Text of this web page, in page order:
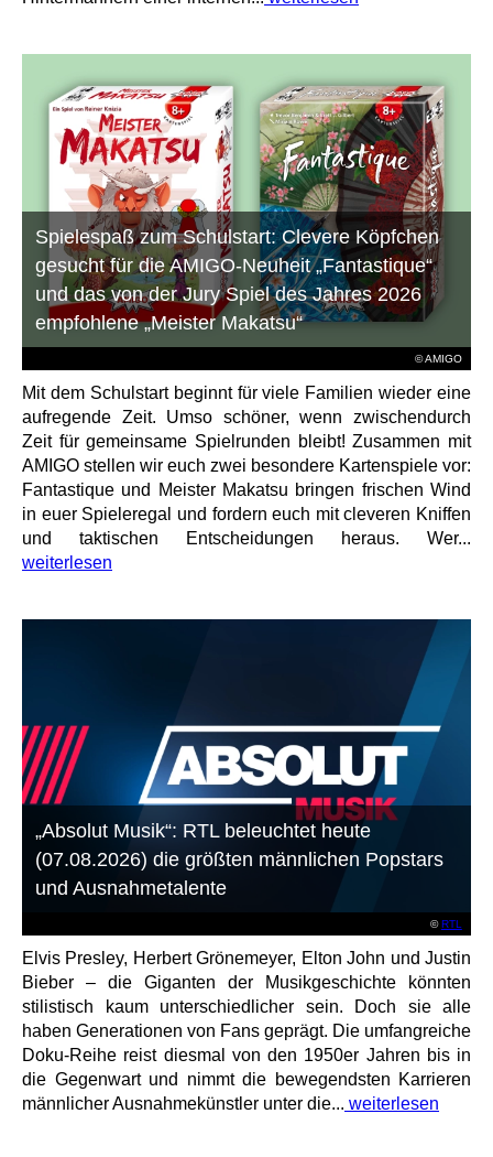
© AMIGO
Spielespaß zum Schulstart: Clevere Köpfchen
gesucht für die AMIGO-Neuheit „Fantastique“
und das von der Jury Spiel des Jahres 2026
empfohlene „Meister Makatsu“
Mit dem Schulstart beginnt für viele Familien wieder eine
aufregende Zeit. Umso schöner, wenn zwischendurch
Zeit für gemeinsame Spielrunden bleibt! Zusammen mit
AMIGO stellen wir euch zwei besondere Kartenspiele vor:
Fantastique und Meister Makatsu bringen frischen Wind
in euer Spieleregal und fordern euch mit cleveren Kniffen
und taktischen Entscheidungen heraus. Wer...
weiterlesen
©RTL
„Absolut Musik“: RTL beleuchtet heute
(07.08.2026) die größten männlichen Popstars
und Ausnahmetalente
Elvis Presley, Herbert Grönemeyer, Elton John und Justin
Bieber – die Giganten der Musikgeschichte könnten
stilistisch kaum unterschiedlicher sein. Doch sie alle
haben Generationen von Fans geprägt. Die umfangreiche
Doku-Reihe reist diesmal von den 1950er Jahren bis in
die Gegenwart und nimmt die bewegendsten Karrieren
männlicher Ausnahmekünstler unter die... weiterlesen